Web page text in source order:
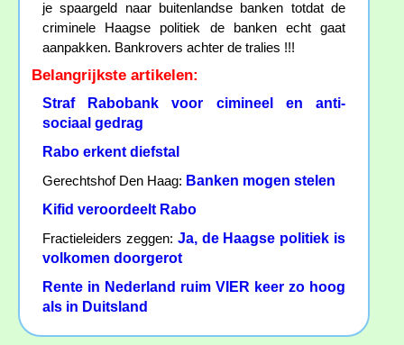
je spaargeld naar buitenlandse banken totdat de
criminele Haagse politiek de banken echt gaat
aanpakken. Bankrovers achter de tralies !!!
Belangrijkste artikelen:
Straf Rabobank voor cimineel en anti-
sociaal gedrag
Rabo erkent diefstal
Gerechtshof Den Haag: Banken mogen stelen
Kifid veroordeelt Rabo
Fractieleiders zeggen: Ja, de Haagse politiek is
volkomen doorgerot
Rente in Nederland ruim VIER keer zo hoog
als in Duitsland